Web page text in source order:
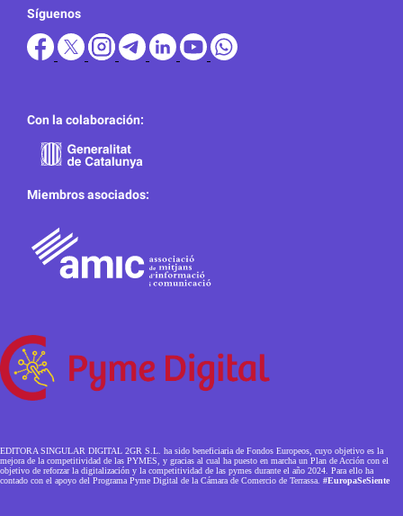
Síguenos
Con la colaboración:
Miembros asociados:
EDITORA SINGULAR DIGITAL 2GR S.L. ha sido beneficiaria de Fondos Europeos, cuyo objetivo es la
mejora de la competitividad de las PYMES, y gracias al cual ha puesto en marcha un Plan de Acción con el
objetivo de reforzar la digitalización y la competitividad de las pymes durante el año 2024. Para ello ha
contado con el apoyo del Programa Pyme Digital de la Cámara de Comercio de Terrassa. #EuropaSeSiente